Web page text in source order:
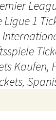
Ligue 1
Kaufen,